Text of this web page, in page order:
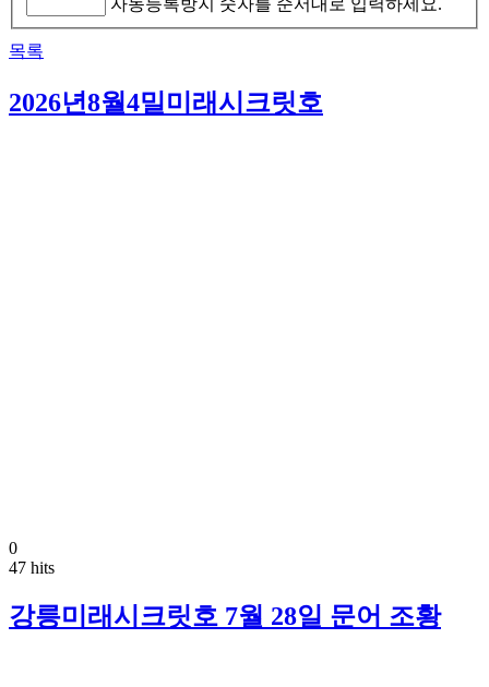
자동등록방지 숫자를 순서대로 입력하세요.
목록
2026년8월4밀미래시크릿호
0
47 hits
강릉미래시크릿호 7월 28일 문어 조황